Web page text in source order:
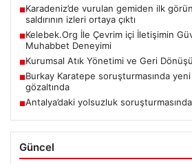
■Karadeniz’de vurulan gemiden ilk
saldırının izleri ortaya çıktı
■Kelebek.Org İle Çevrim içi İletişimin
Muhabbet Deneyimi
■Kurumsal Atık Yönetimi ve Geri
■Burkay Karatepe soruşturmasında yeni
gözaltında
■Antalya’daki yolsuzluk
Güncel